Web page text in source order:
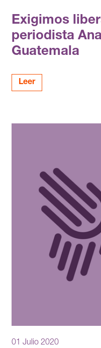
Exigimos
periodista
Guatemala
Leer
01 Julio 2020